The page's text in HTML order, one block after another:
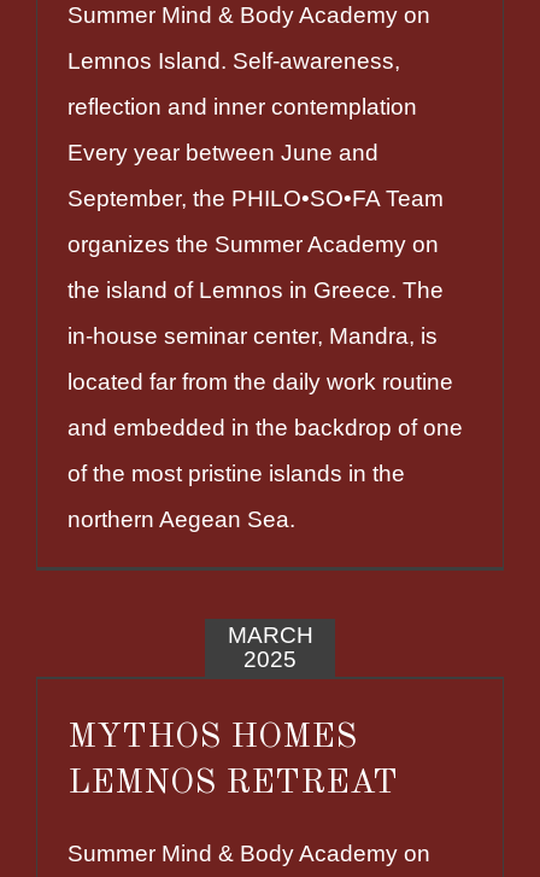
Summer Mind & Body Academy on
Lemnos Island. Self-awareness,
reflection and inner contemplation
Every year between June and
September, the PHILO•SO•FA Team
organizes the Summer Academy on
the island of Lemnos in Greece. The
in-house seminar center, Mandra, is
located far from the daily work routine
and embedded in the backdrop of one
of the most pristine islands in the
northern Aegean Sea.
MARCH
2025
MYTHOS HOMES
LEMNOS RETREAT
Summer Mind & Body Academy on